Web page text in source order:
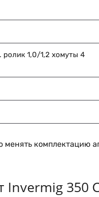
1,0/1,2 хомуты 4
менять комплектацию
Invermig 350